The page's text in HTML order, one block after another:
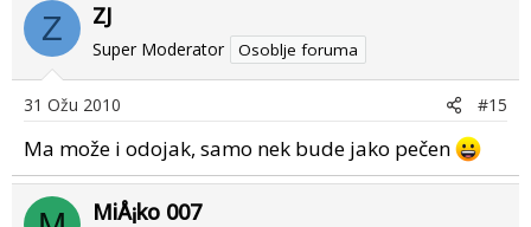
Z ZJ
Super Moderator Osoblje foruma
31 Ožu 2010 #15
Ma može i odojak, samo nek bude jako pečen
MiÅ¡ko 007